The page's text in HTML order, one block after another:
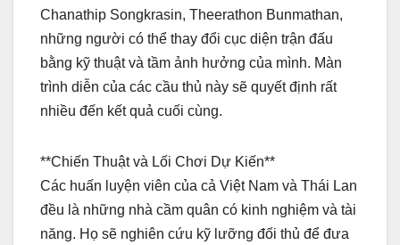
Chanathip Songkrasin, Theerathon Bunmathan,
những người có thể thay đổi cục diện trận đấu
bằng kỹ thuật và tầm ảnh hưởng của mình. Màn
trình diễn của các cầu thủ này sẽ quyết định rất
nhiều đến kết quả cuối cùng.
**Chiến Thuật và Lối Chơi Dự Kiến**
Các huấn luyện viên của cả Việt Nam và Thái Lan
đều là những nhà cầm quân có kinh nghiệm và tài
năng. Họ sẽ nghiên cứu kỹ lưỡng đối thủ để đưa